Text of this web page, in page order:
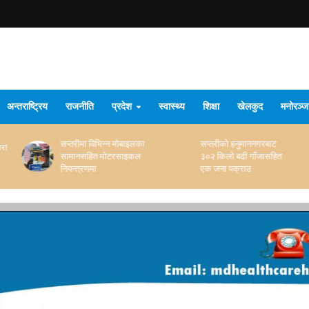
अन्तराष्ट्रिय राजनीति प्रदेश स्वास्थ्य शिक्षा खेलकुद
सप्तरीको हनुमाननगरबाट
३०२ किलो बढी गाँजासहित
एक जना पक्राउ
कैलालीमा बाल्टिनको पानीमा
डुबेर १८ महिने बालकको मृत्यु